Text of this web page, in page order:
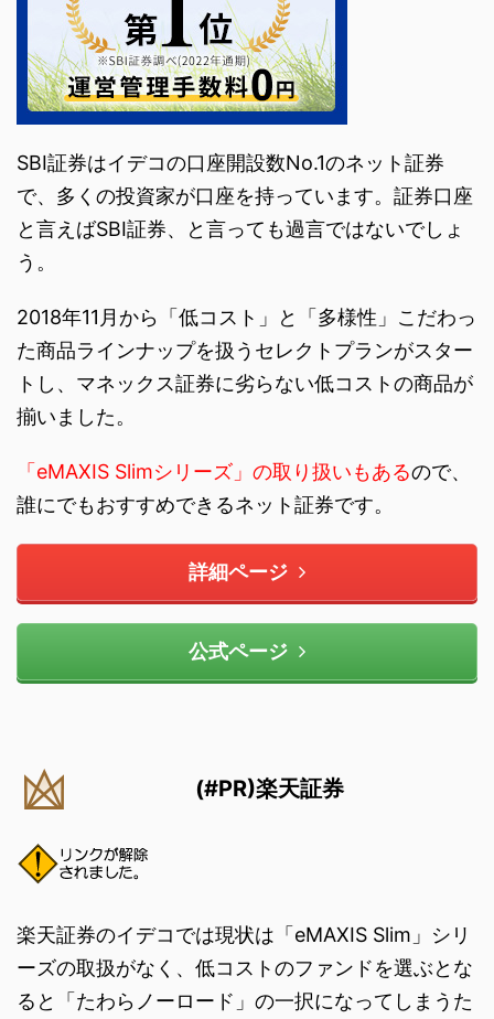
SBI証券はイデコの口座開設数No.1のネット証券
で、多くの投資家が口座を持っています。証券口座
と言えばSBI証券、と言っても過言ではないでしょ
う。
2018年11月から「低コスト」と「多様性」こだわっ
た商品ラインナップを扱うセレクトプランがスター
トし、マネックス証券に劣らない低コストの商品が
揃いました。
「eMAXIS Slimシリーズ」の取り扱いもあるので、
誰にでもおすすめできるネット証券です。
詳細ページ
公式ページ
(#PR)楽天証券
楽天証券のイデコでは現状は「eMAXIS Slim」シリ
ーズの取扱がなく、低コストのファンドを選ぶとな
ると「たわらノーロード」の一択になってしまうた